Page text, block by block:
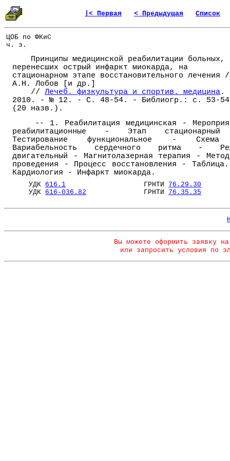
|< Первая < Предыдущая Список
ЦОБ по ФКиС
ч. з.
Принципы медицинской реабилитации больных,
перенесших острый инфаркт миокарда, на
стационарном этапе восстановительного лечения /
А.Н. Лобов [и др.]
// Лечеб. физкультура и спортив. медицина.
2010. - № 12. - С. 48-54. - Библиогр.: с. 53-54
(20 назв.).
-- 1. Реабилитация медицинская -
реабилитационные - Этап
Тестирование функциональное -
Вариабельность сердечного ритма -
двигательный - Магнитолазерная терапия -
проведения - Процесс восстановления -
Кардиология - Инфаркт миокарда.
УДК 616.1 ГРНТИ 76.29.30
УДК 616-036.82 ГРНТИ 76.35.35
Вы можете оформить заявку
или запросить условия по